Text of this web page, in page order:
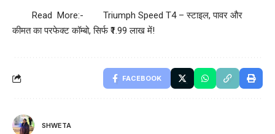
Read More:- Triumph Speed T4 – स्टाइल, पावर और
कीमत का परफेक्ट कॉम्बो, सिर्फ ₹1.99 लाख में!
FACEBOOK
SHWETA